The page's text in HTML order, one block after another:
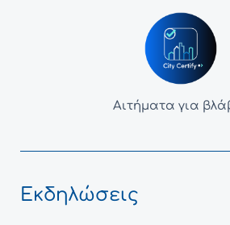
Αιτήματα για
Εκδηλώσεις